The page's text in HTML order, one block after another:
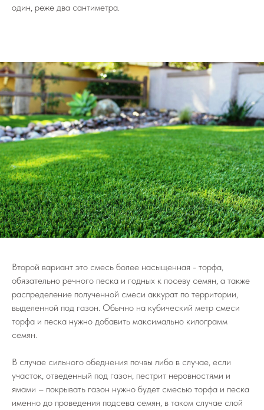
один, реже два сантиметра.
Второй вариант это смесь более насыщенная - торфа,
обязательно речного песка и годных к посеву семян, а также
распределение полученной смеси аккурат по территории,
выделенной под газон. Обычно на кубический метр смеси
торфа и песка нужно добавить максимально килограмм
семян.
В случае сильного обеднения почвы либо в случае, если
участок, отведенный под газон, пестрит неровностями и
ямами – покрывать газон нужно будет смесью торфа и песка
именно до проведения подсева семян, в таком случае слой